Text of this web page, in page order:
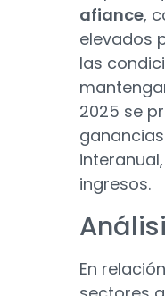
afiance,
elevados
las
2025 se
ingresos.
En